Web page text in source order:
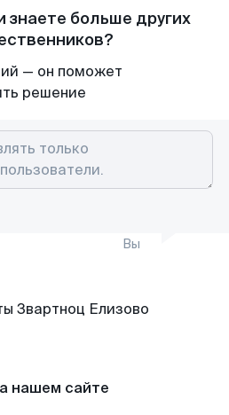
знаете больше других
— он поможет
решение
Вы
нашем сайте